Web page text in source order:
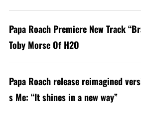
Papa Roach Premiere New Track
Toby Morse Of H2O
Papa Roach release reimagined
s Me: “It shines in a new way”